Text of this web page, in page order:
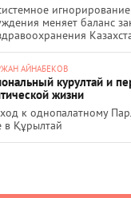
меняет баланс
АЙНАБЕКОВ
курултай и
жизни
к однопалатному
в Құрылтай